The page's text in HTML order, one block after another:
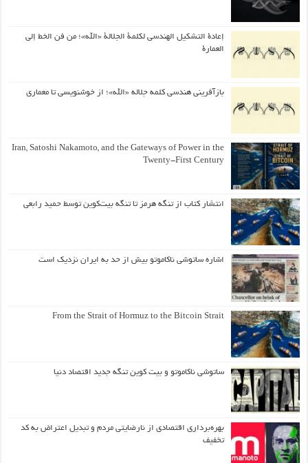
إعادة التشكيل الهندسي لكلمة الجلالة «الله»؛ من فن الخط إلى
العمارة
بازآفرینی هندسی کلمه جلاله «الله»؛ از خوشنویسی تا معماری
Iran, Satoshi Nakamoto, and the Gateways of Power in the
Twenty-First Century
انتشار کتاب از تنگه هرمز تا تنگه بیت‌کوین توسط حمید رابعی
اشاره ساتوشی ناکاموتو بیش از حد به ایران نزدیک است
From the Strait of Hormuz to the Bitcoin Strait
ساتوشی ناکاموتو و بیت کوین تنگه جدید اقتصاد دنیا
بهره‌برداری اقتصادی از نارضایتی مردم و تبدیل اعتراض به کد
تخفیف